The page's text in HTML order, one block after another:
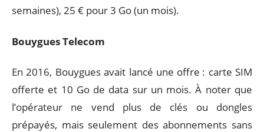
semaines), 25 € pour 3 Go (un mois).
Bouygues Telecom
En 2016, Bouygues avait lancé une offre : carte SIM
offerte et 10 Go de data sur un mois. À noter que
l’opérateur ne vend plus de clés ou dongles
prépayés, mais seulement des abonnements sans